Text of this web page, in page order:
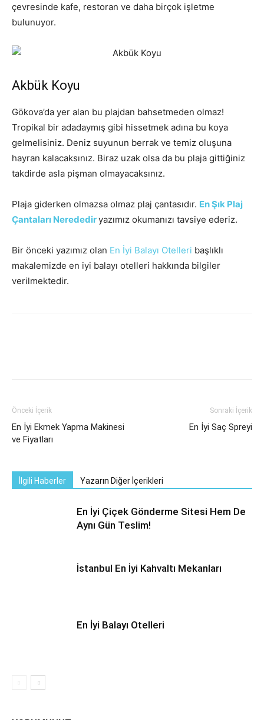
çevresinde kafe, restoran ve daha birçok işletme
bulunuyor.
Akbük Koyu
Gökova’da yer alan bu plajdan bahsetmeden olmaz!
Tropikal bir adadaymış gibi hissetmek adına bu koya
gelmelisiniz. Deniz suyunun berrak ve temiz oluşuna
hayran kalacaksınız. Biraz uzak olsa da bu plaja gittiğiniz
takdirde asla pişman olmayacaksınız.
Plaja giderken olmazsa olmaz plaj çantasıdır. En Şık Plaj
Çantaları Neredediryazımız okumanızı tavsiye ederiz.
Bir önceki yazımız olan En İyi Balayı Otelleri başlıklı
makalemizde en iyi balayı otelleri hakkında bilgiler
verilmektedir.
Önceki İçerik
En İyi Ekmek Yapma Makinesi
ve Fiyatları
Sonraki İçerik
En İyi Saç Spreyi
İlgili Haberler Yazarın Diğer İçerikleri
En İyi Çiçek Gönderme Sitesi Hem De
Aynı Gün Teslim!
İstanbul En İyi Kahvaltı Mekanları
En İyi Balayı Otelleri